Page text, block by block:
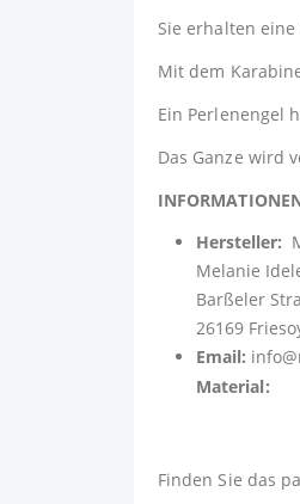
Sie erhalten
Mit dem
Ein Perlenengel
Das Ganze wird
Hersteller:
Melanie
Barßeler
26169
Email:
Material:
Finden Sie das